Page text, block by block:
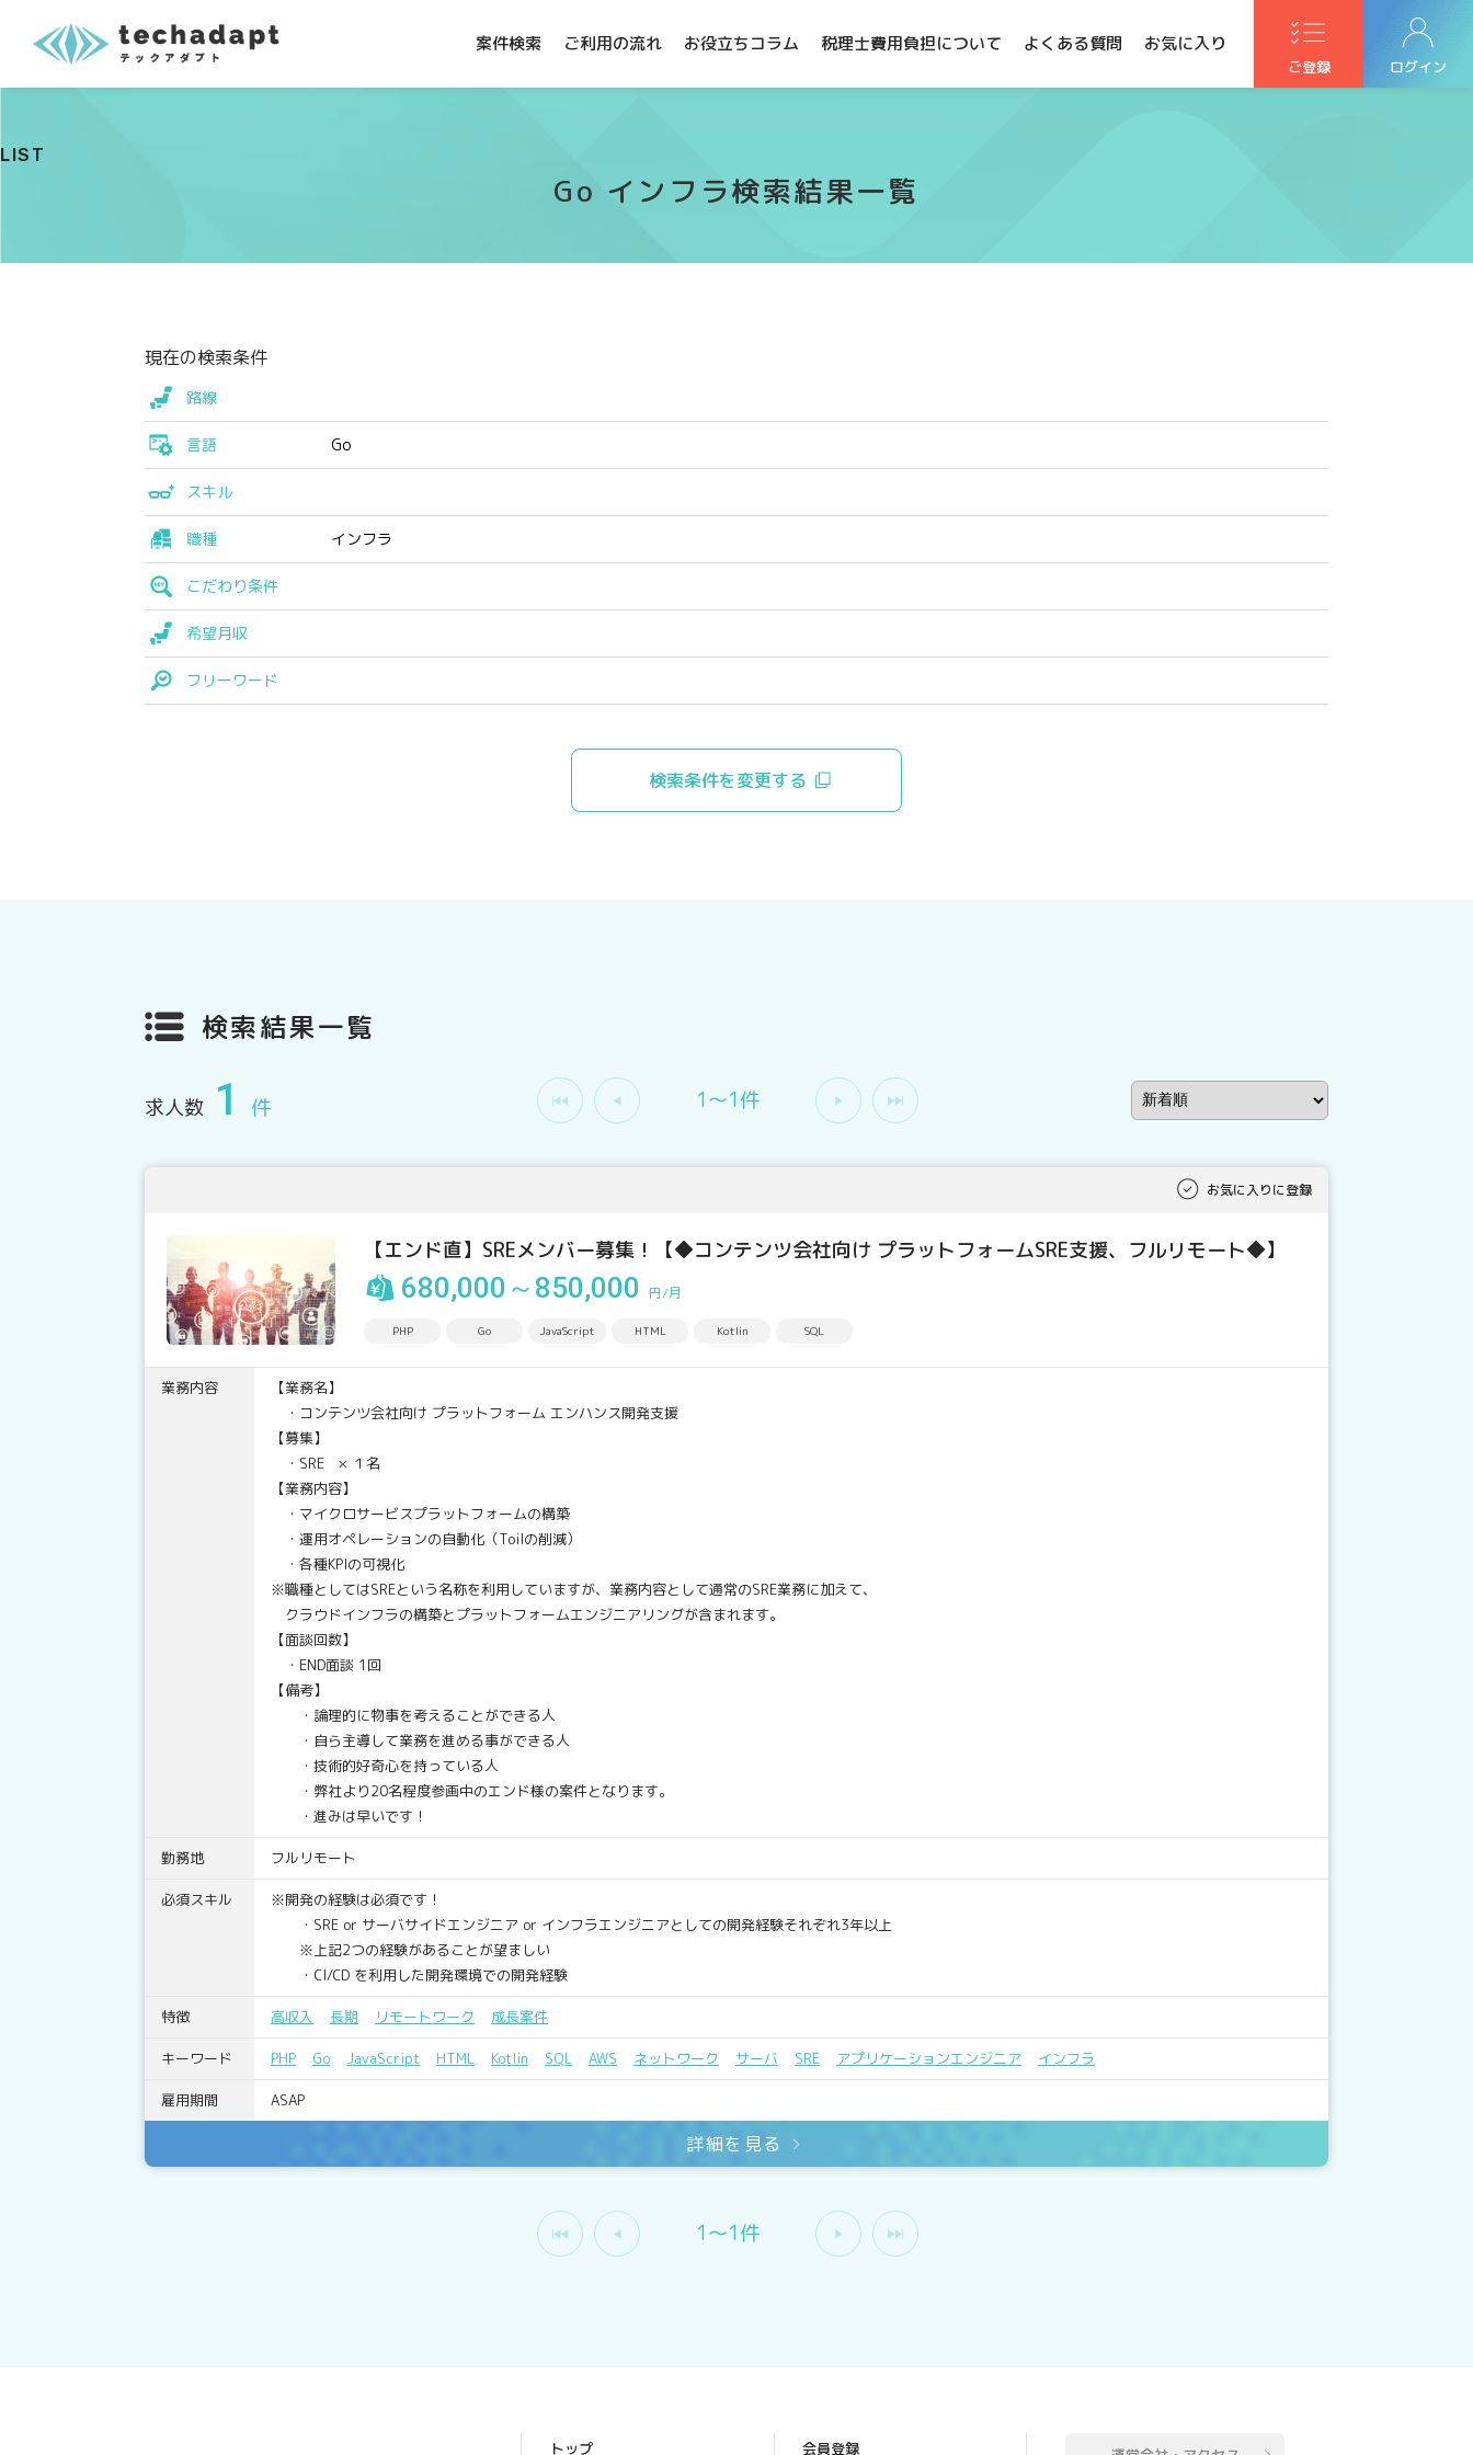
案件検索 ご利用の流れ お役立ちコラム 税理士費用負担について よくある質問 お気に入り
ご登録 ログイン
LIST
Go インフラ検索結果一覧
現在の検索条件
路線
言語 Go
スキル
職種 インフラ
こだわり条件
希望月収
フリーワード
検索条件を変更する
検索結果一覧
求人数 1 件 1〜1件
お気に入りに登録
【エンド直】SREメンバー募集！【◆コンテンツ会社向け プラットフォームSRE支援、フルリモート◆】
680,000～850,000 円/月
PHP Go JavaScript HTML Kotlin SQL
業務内容
【業務名】
・コンテンツ会社向け プラットフォーム エンハンス開発支援
【募集】
・SRE × １名
【業務内容】
・マイクロサービスプラットフォームの構築
・運用オペレーションの自動化（Toilの削減）
・各種KPIの可視化
※職種としてはSREという名称を利用していますが、業務内容として通常のSRE業務に加えて、
クラウドインフラの構築とプラットフォームエンジニアリングが含まれます。
【面談回数】
・END面談 1回
【備考】
・論理的に物事を考えることができる人
・自ら主導して業務を進める事ができる人
・技術的好奇心を持っている人
・弊社より20名程度参画中のエンド様の案件となります。
・進みは早いです！
勤務地 フルリモート
必須スキル
※開発の経験は必須です！
・SRE or サーバサイドエンジニア or インフラエンジニアとしての開発経験それぞれ3年以上
※上記2つの経験があることが望ましい
・CI/CD を利用した開発環境での開発経験
特徴 高収入 長期 リモートワーク 成長案件
キーワード PHP Go JavaScript HTML Kotlin SQL AWS ネットワーク サーバ SRE アプリケーションエンジニア インフラ
雇用期間 ASAP
詳細を見る
1〜1件
トップ 会員登録